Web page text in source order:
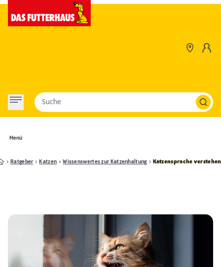
Menü
Suche
Ratgeber Katzen Wissenswertes zur Katzenhaltung Katzensprache verstehen